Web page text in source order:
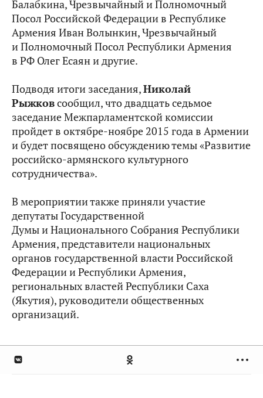
Балабкина, Чрезвычайный и Полномочный
Посол Российской Федерации в Республике
Армения Иван Волынкин, Чрезвычайный
и Полномочный Посол Республики Армения
в РФ Олег Есаяни другие.
Подводя итоги заседания,Николай
Рыжковсообщил, что двадцать седьмое
заседание Межпарламентской комиссии
пройдет в октябре-ноябре 2015 года в Армении
и будет посвящено обсуждению темы «Развитие
российско-армянского культурного
сотрудничества».
В мероприятии также приняли участие
депутаты Государственной
ДумыиНационального Собрания Республики
Армения, представители национальных
органов государственной власти Российской
Федерации и Республики Армения,
региональных властей Республики Саха
(Якутия), руководители общественных
организаций.